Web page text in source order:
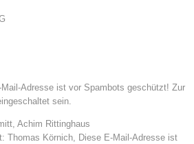
Mail-Adresse ist vor Spambots geschützt! Zur
sein.
Achim Rittinghaus
Thomas Körnich, Diese E-Mail-Adresse ist